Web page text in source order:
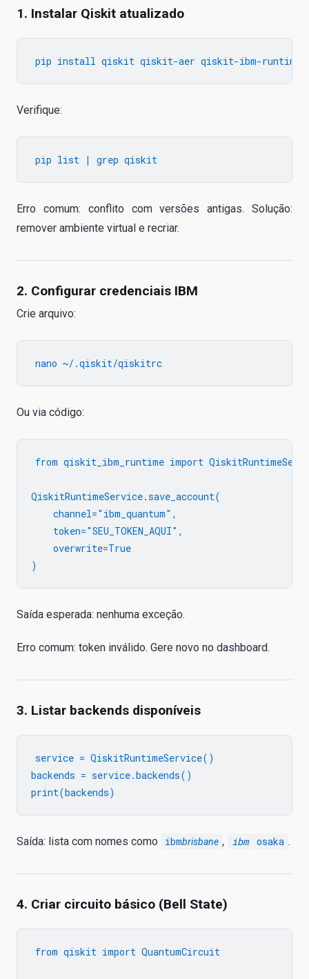
1. Instalar Qiskit atualizado
Verifique:
Erro comum: conflito com versões antigas. Solução:
remover ambiente virtual e recriar.
2. Configurar credenciais IBM
Crie arquivo:
Ou via código:
from qiskit_ibm_runtime import
QiskitRuntimeService.save_account(
    channel="ibm_quantum",
    token="SEU_TOKEN_AQUI",
    overwrite=True
Saída esperada: nenhuma exceção.
Erro comum: token inválido. Gere novo no dashboard.
3. Listar backends disponíveis
service = QiskitRuntimeService()
backends = service.backends()
Saída: lista com nomes como ibmbrisbane , ibm osaka .
4. Criar circuito básico (Bell State)
from qiskit import QuantumCircuit